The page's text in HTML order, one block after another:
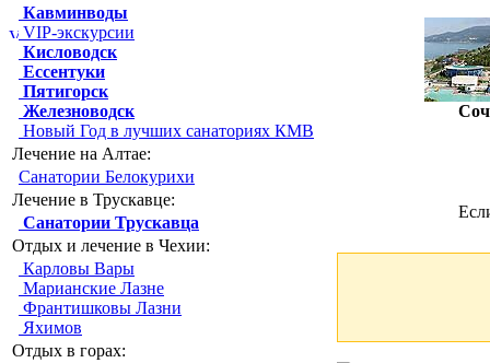
Кавминводы
VIP-экскурсии
Кисловодск
Ессентуки
Пятигорск
Железноводск
Новый Год в лучших санаториях КМВ
Лечение на Алтае:
Санатории Белокурихи
Лечение в Трускавце:
Санатории Трускавца
Отдых и лечение в Чехии:
Карловы Вары
Марианские Лазне
Франтишковы Лазни
Яхимов
Отдых в горах: